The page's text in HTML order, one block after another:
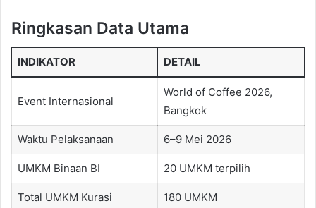
Ringkasan Data Utama
INDIKATOR DETAIL
Event Internasional
World of Coffee 2026,
Bangkok
Waktu Pelaksanaan 6–9 Mei 2026
UMKM Binaan BI 20 UMKM terpilih
Total UMKM Kurasi 180 UMKM